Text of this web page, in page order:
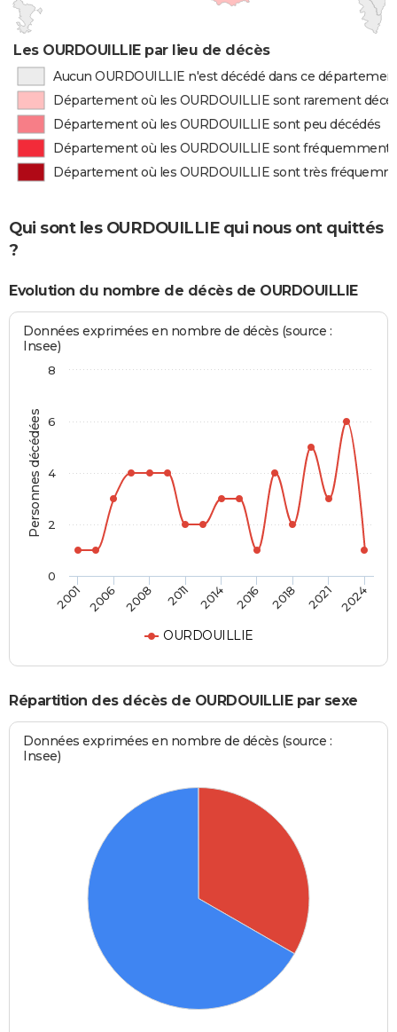
Les OURDOUILLIE par lieu de décès
Aucun OURDOUILLIE n'est décédé dans ce
Département où les OURDOUILLIE sont rarement
Département où les OURDOUILLIE sont peu décédés
Département où les OURDOUILLIE sont fréquemment
Département où les OURDOUILLIE sont très
Qui sont les OURDOUILLIE qui nous ont quittés
?
Evolution du nombre de décès de OURDOUILLIE
Personnes décédées
Données exprimées en nombre de décès (source :
Insee)
OURDOUILLIE
2001 2006 2008 2011 2014 2016 2018 2021 2024
0
2
4
6
8
Répartition des décès de OURDOUILLIE par sexe
Données exprimées en nombre de décès (source :
Insee)